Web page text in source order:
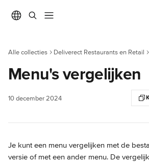
Alle collecties Deliverect Restaurants en Retail
Menu's vergelijken
10 december 2024
Je kunt een menu vergelijken met de
versie of met een ander menu. De